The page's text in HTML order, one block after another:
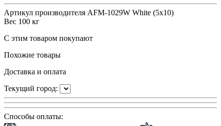
Артикул производителя AFM-1029W White (5х10)
Вес 100 кг
С этим товаром покупают
Похожие товары
Доставка и оплата
Текущий город:
Способы оплаты: